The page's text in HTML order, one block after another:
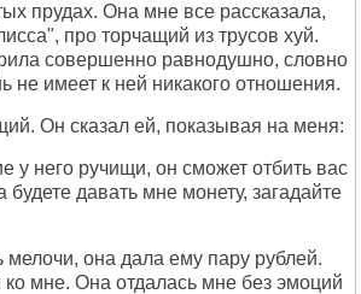
прудах. Она мне все рассказала,
про торчащий из трусов хуй.
совершенно равнодушно, словно
не имеет к ней никакого отношения.
Он сказал ей, показывая на меня:
у него ручищи, он сможет отбить вас
будете давать мне монету, загадайте
она дала ему пару рублей.
мне. Она отдалась мне без эмоций